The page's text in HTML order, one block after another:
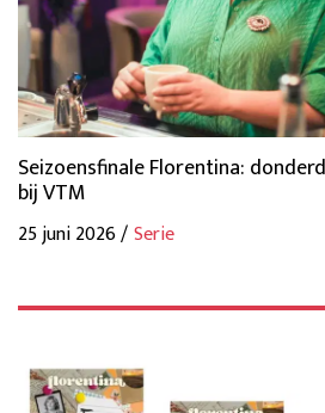
Seizoensfinale Florentina:
bij VTM
25 juni 2026 /Serie